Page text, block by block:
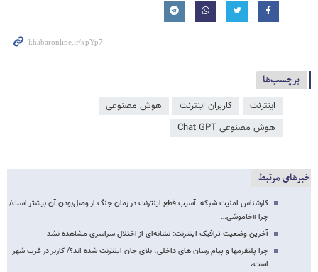
برچسب‌ها
اینترنت کاربران اینترنت
هوش مصنوعی
هوش مصنوعی Chat GPT
خبرهای مرتبط
کارشناس امنیت شبکه: آسیب قطع اینترنت در زمان جنگ از وصل‌بودن آن بیشتر است/
چرا «خاموشی…
آخرین وضعیت ترافیک اینترنت: نشانه‌ای از اختلال سراسری مشاهده نشد
چرا پلتفرمها و پیام رسان های داخلی، بلای جان اینترنت شده اند؟/ کاربر در غرب شهر
است،…